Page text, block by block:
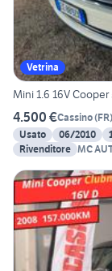
Vetrina
Mini 1.6 16V
4.500 €Cassino(FR)
Usato
06/2010
Rivenditore MC